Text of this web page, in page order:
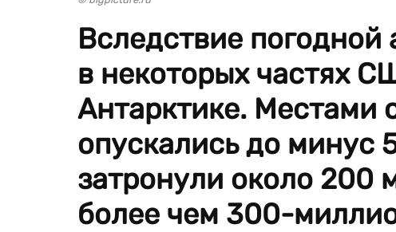
Вследствие
в некоторых частях
Антарктике. Местами
опускались до минус
затронули около 200
более чем 300-